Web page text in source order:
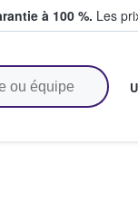
à 100 %. Les